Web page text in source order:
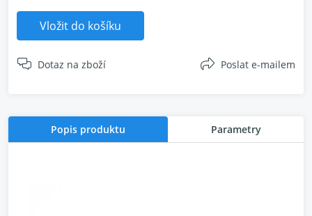
Vložit do košíku
Dotaz na zboží Poslat e-mailem
Popis produktu Parametry